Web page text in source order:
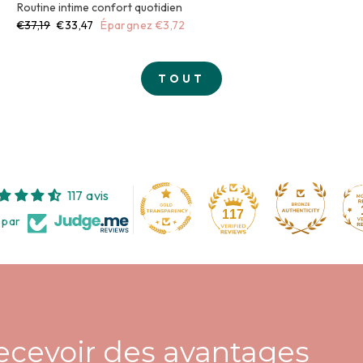
Routine intime confort quotidien
Prix
€37,19 Prix
€33,47 Épargnez €3,72
TOUT
117 avis
117
des avantages